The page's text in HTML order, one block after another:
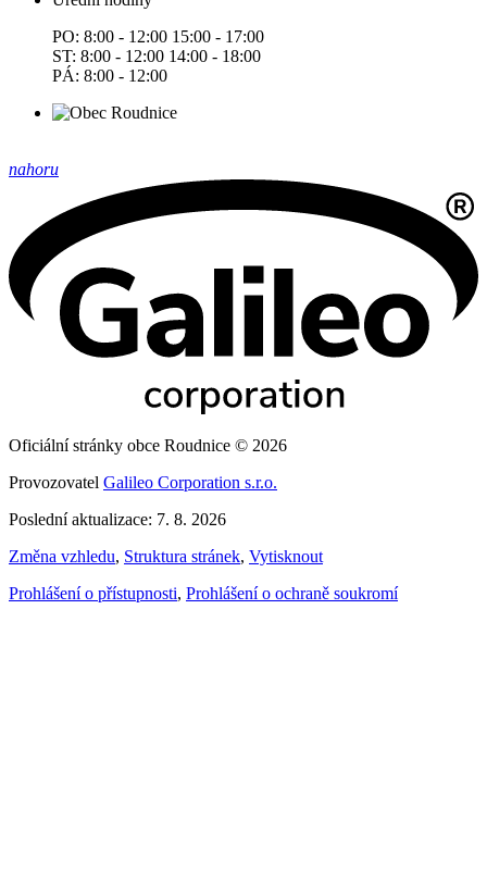
PO: 8:00 - 12:00 15:00 - 17:00
ST: 8:00 - 12:00 14:00 - 18:00
PÁ: 8:00 - 12:00
nahoru
Oficiální stránky obce Roudnice © 2026
Provozovatel Galileo Corporation s.r.o.
Poslední aktualizace: 7. 8. 2026
Změna vzhledu, Struktura stránek, Vytisknout
Prohlášení o přístupnosti, Prohlášení o ochraně soukromí